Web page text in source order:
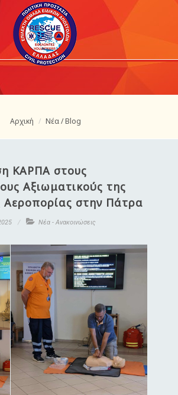
Αρχική Νέα / Blog
ΚΑΡΠΑ στους
Αξιωματικούς της
Αεροπορίας στην Πάτρα
Νέα - Ανακοινώσεις